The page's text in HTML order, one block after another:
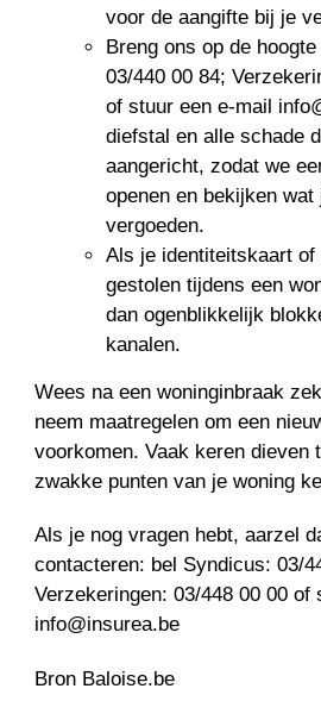
voor de aangifte bij je
Breng ons op de
03/440 00 84;
of stuur een e-mail
diefstal en alle schade
aangericht, zodat we
openen en bekijken
vergoeden.
Als je identiteitskaart
gestolen tijdens een
dan ogenblikkelijk
kanalen.
Wees na een woninginbraak
neem maatregelen om een
voorkomen. Vaak keren dieven
zwakke punten van je woning
Als je nog vragen hebt, aarzel
contacteren: bel Syndicus: 03/
Verzekeringen: 03/448 00 00 of
info@insurea.be
Bron Baloise.be